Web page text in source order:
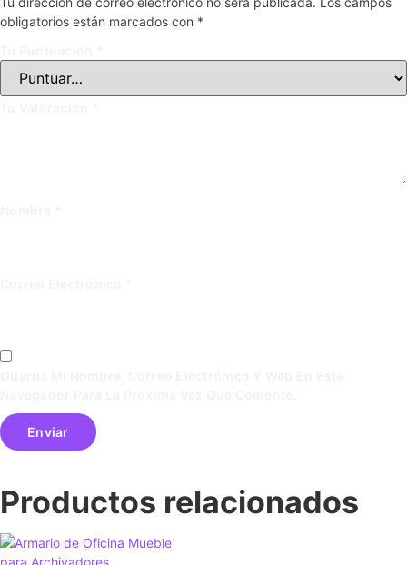
obligatorios están marcados con *
Productos relacionados